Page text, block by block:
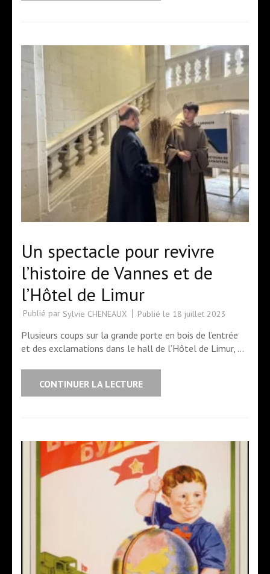
Un spectacle pour revivre
l’histoire de Vannes et de
l’Hôtel de Limur
Publié par Sylvie CHENEAUX Publié le 18 juillet 2023
Plusieurs coups sur la grande porte en bois de l’entrée
et des exclamations dans le hall de l’Hôtel de Limur, …
CONTINUER LA LECTURE